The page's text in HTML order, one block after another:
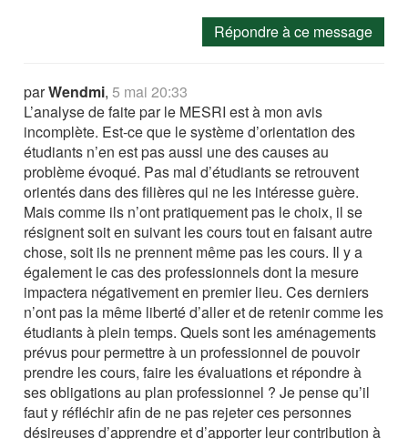
Répondre à ce message
parWendmi,5 mai 20:33
L’analyse de faite par le MESRI est à mon avis
incomplète. Est-ce que le système d’orientation des
étudiants n’en est pas aussi une des causes au
problème évoqué. Pas mal d’étudiants se retrouvent
orientés dans des filières qui ne les intéresse guère.
Mais comme ils n’ont pratiquement pas le choix, il se
résignent soit en suivant les cours tout en faisant autre
chose, soit ils ne prennent même pas les cours. Il y a
également le cas des professionnels dont la mesure
impactera négativement en premier lieu. Ces derniers
n’ont pas la même liberté d’aller et de retenir comme les
étudiants à plein temps. Quels sont les aménagements
prévus pour permettre à un professionnel de pouvoir
prendre les cours, faire les évaluations et répondre à
ses obligations au plan professionnel ? Je pense qu’il
faut y réfléchir afin de ne pas rejeter ces personnes
désireuses d’apprendre et d’apporter leur contribution à